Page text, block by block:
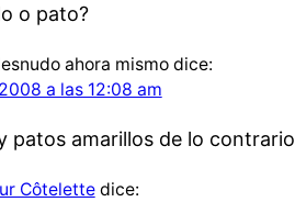
o pato?
ahora mismo dice:
a las 12:08 am
patos amarillos de lo
Côtelette dice: